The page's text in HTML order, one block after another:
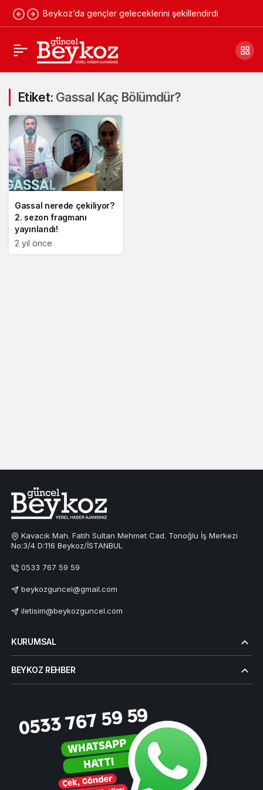
Beykoz’da gençler geleceklerini şekillendirdi
Etiket: Gassal Kaç Bölümdür?
Gassal nerede çekiliyor?
2. sezon fragmanı
yayınlandı!
2 yıl önce
Kavacık Mah. Fatih Sultan Mehmet Cad. Tonoğlu İş Merkezi
No:3/4 D:116 Beykoz/İSTANBUL
0533 767 59 59
beykozguncel@gmail.com
iletisim@beykozguncel.com
KURUMSAL
BEYKOZ REHBER